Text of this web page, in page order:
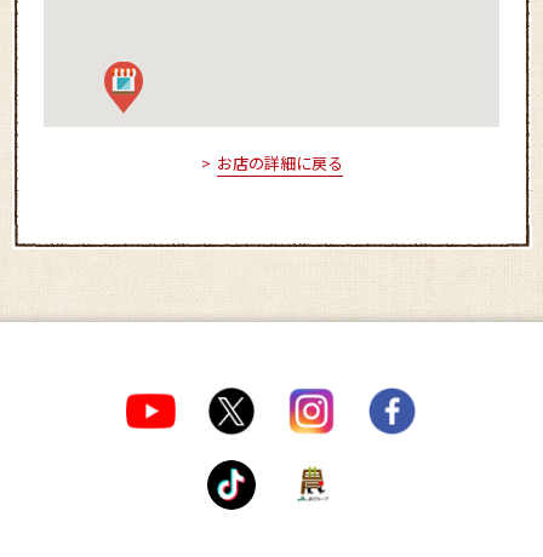
お店の詳細に戻る